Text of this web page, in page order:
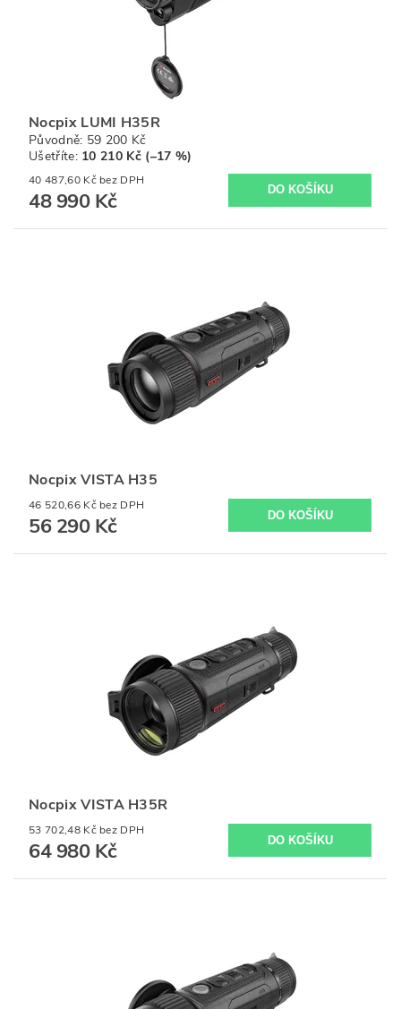
Nocpix LUMI H35R
Původně: 59 200 Kč
Ušetříte: 10 210 Kč (–17 %)
40 487,60 Kč bez DPH
48 990 Kč
Nocpix VISTA H35
46 520,66 Kč bez DPH
56 290 Kč
Nocpix VISTA H35R
53 702,48 Kč bez DPH
64 980 Kč